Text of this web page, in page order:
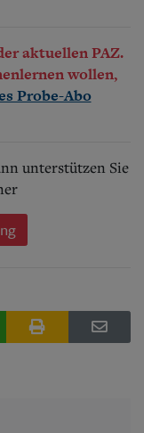
aktuellen PAZ.
wollen,
Probe-Abo
unterstützen Sie